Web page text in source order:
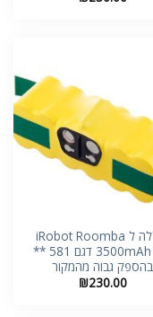
סוללה ל iRobot Roomba
3500mAh for דגם 581 **
בהספק גבוה מהמקור
₪230.00